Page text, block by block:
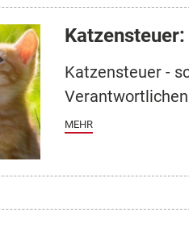
Katzensteuer -
MEHR